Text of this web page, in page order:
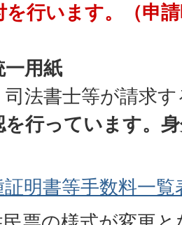
を行います。（申
一用紙
司法書士等が請求
を行っています。
明書等手数料一覧